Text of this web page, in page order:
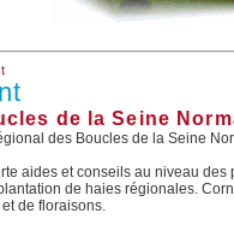
de la Seine
des Boucles de la Seine
aides et conseils au niveau
de haies régionales.
de floraisons.